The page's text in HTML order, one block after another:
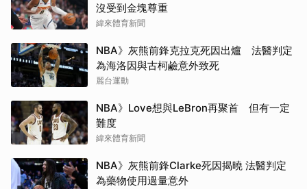
沒受到金塊尊重
緯來體育新聞
NBA》灰熊前鋒克拉克死因出爐 法醫判定
為海洛因與古柯鹼意外致死
麗台運動
NBA》Love想與LeBron再聚首 但有一定
難度
緯來體育新聞
NBA》灰熊前鋒Clarke死因揭曉 法醫判定
為藥物使用過量意外